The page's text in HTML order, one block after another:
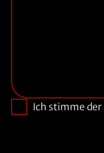
Ich stimme der